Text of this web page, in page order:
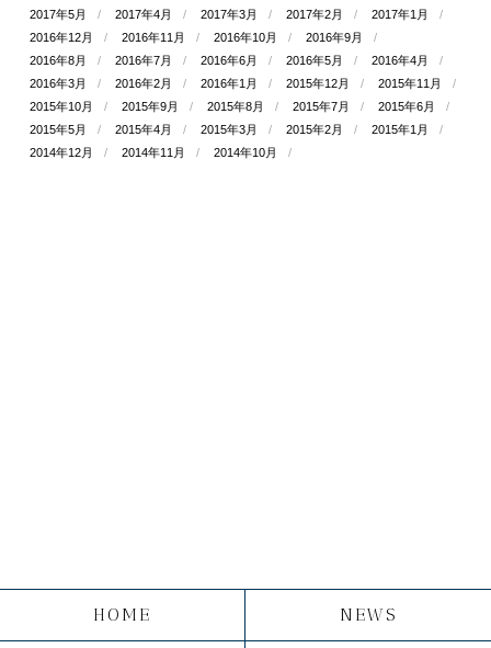
2017年5月
2017年4月 2017年3月 2017年2月
2017年1月
2016年12月
2016年11月 2016年10月
2016年9月
2016年8月
2016年7月 2016年6月 2016年5月
2016年4月
2016年3月
2016年2月 2016年1月 2015年12月
2015年11月
2015年10月
2015年9月 2015年8月 2015年7月
2015年6月
2015年5月
2015年4月 2015年3月 2015年2月
2015年1月
2014年12月
2014年11月 2014年10月
HOME NEWS